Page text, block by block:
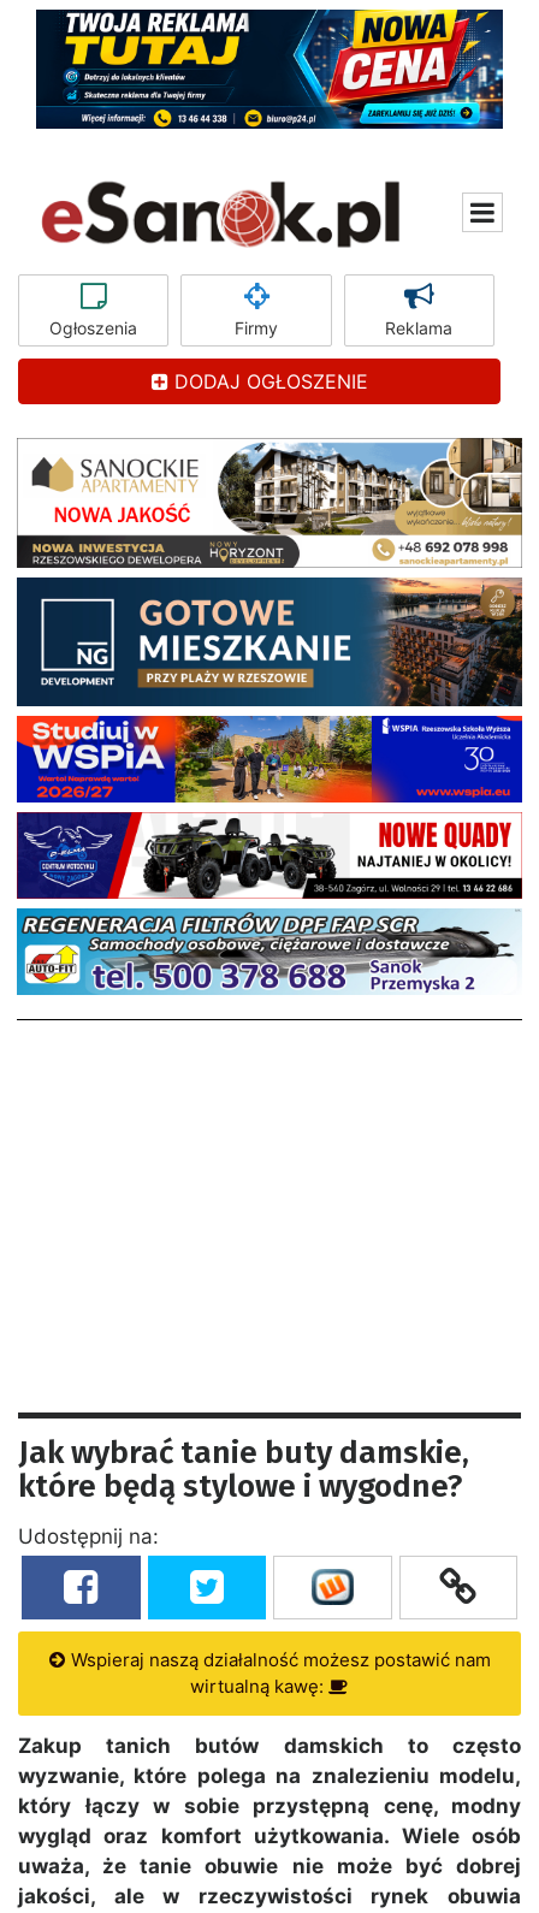
Ogłoszenia Firmy Reklama
DODAJ OGŁOSZENIE
Jak wybrać tanie buty damskie,
które będą stylowe i wygodne?
Udostępnij na:
Wspieraj naszą działalność możesz postawić nam
wirtualną kawę:
Zakup tanich butów damskich to często
wyzwanie, które polega na znalezieniu modelu,
który łączy w sobie przystępną cenę, modny
wygląd oraz komfort użytkowania. Wiele osób
uważa, że tanie obuwie nie może być dobrej
jakości, ale w rzeczywistości rynek obuwia